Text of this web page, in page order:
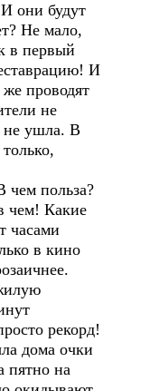
они будут
Не мало,
в первый
И
проводят
не
не ушла. В
чем польза?
чем! Какие
часами
в кино
рекорд!
дома очки
пятно на